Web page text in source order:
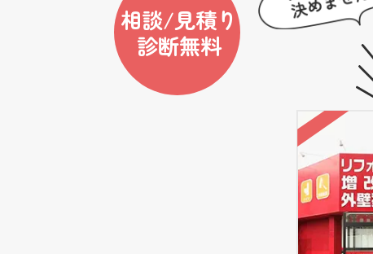
相談/見積り
診断無料